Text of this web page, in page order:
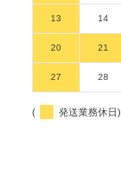
13 14
20 21
27 28
( 発送業務休日)